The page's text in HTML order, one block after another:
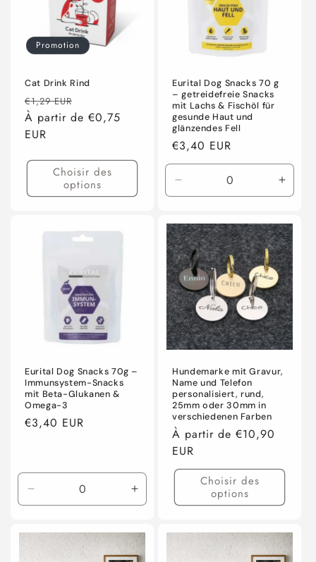
Promotion
Cat Drink Rind
Prix
habituel
€1,29 EUR
promotionnel
À partir de €0,75
EUR
Choisir des
options
Eurital Dog Snacks 70 g
– getreidefreie Snacks
mit Lachs & Fischöl für
gesunde Haut und
glänzendes Fell
Prix
habituel
€3,40 EUR
la
de
Default
Title
la
de
Title
Eurital Dog Snacks 70g –
Immunsystem-Snacks
mit Beta-Glukanen &
Omega-3
Prix
€3,40 EUR
la
Default
Augmenter
la
de
Default
Hundemarke mit Gravur,
Name und Telefon
personalisiert, rund,
25mm oder 30mm in
verschiedenen Farben
Prix
habituel
À partir de €10,90
EUR
Choisir des
options